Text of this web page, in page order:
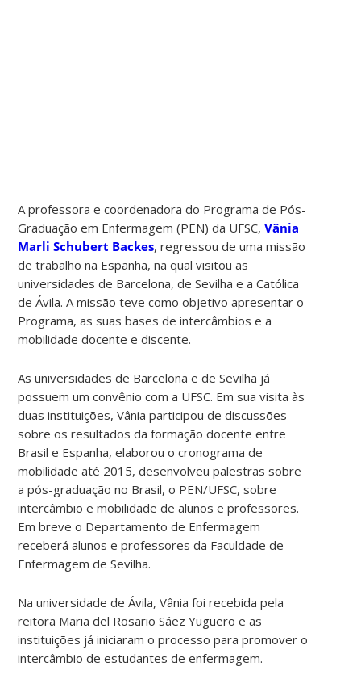
A professora e coordenadora do Programa de Pós-
Graduação em Enfermagem (PEN) da UFSC,Vânia
Marli Schubert Backes, regressou de uma missão
de trabalho na Espanha, na qual visitou as
universidades de Barcelona, de Sevilha e a Católica
de Ávila. A missão teve como objetivo apresentar o
Programa, as suas bases de intercâmbios e a
mobilidade docente e discente.
As universidades de Barcelona e de Sevilha já
possuem um convênio com a UFSC. Em sua visita às
duas instituições, Vânia participou de discussões
sobre os resultados da formação docente entre
Brasil e Espanha, elaborou o cronograma de
mobilidade até 2015, desenvolveu palestras sobre
a pós-graduação no Brasil, o PEN/UFSC, sobre
intercâmbio e mobilidade de alunos e professores.
Em breve o Departamento de Enfermagem
receberá alunos e professores da Faculdade de
Enfermagem de Sevilha.
Na universidade de Ávila, Vânia foi recebida pela
reitora Maria del Rosario Sáez Yuguero e as
instituições já iniciaram o processo para promover o
intercâmbio de estudantes de enfermagem.